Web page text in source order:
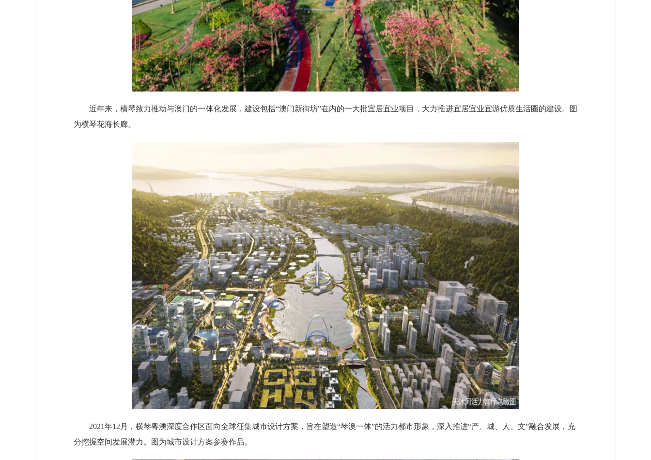
近年来，横琴致力推动与澳门的一体化发展，建设包括“澳门新街坊”在内的一大批宜居宜业项目，大力推进宜居宜业宜游优质生活圈的建设。图
为横琴花海长廊。
2021年12月，横琴粤澳深度合作区面向全球征集城市设计方案，旨在塑造“琴澳一体”的活力都市形象，深入推进“产、城、人、文”融合发展，充
分挖掘空间发展潜力。图为城市设计方案参赛作品。